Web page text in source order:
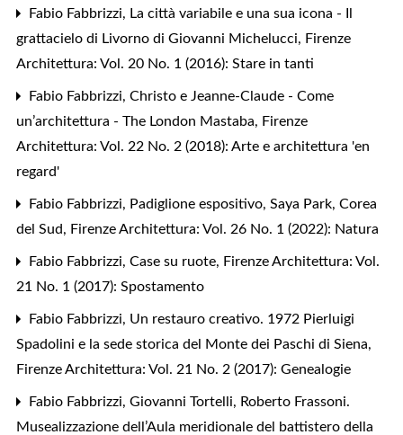
Fabio Fabbrizzi, La città variabile e una sua icona - Il
grattacielo di Livorno di Giovanni Michelucci, Firenze
Architettura: Vol. 20 No. 1 (2016): Stare in tanti
Fabio Fabbrizzi, Christo e Jeanne-Claude - Come
un’architettura - The London Mastaba, Firenze
Architettura: Vol. 22 No. 2 (2018): Arte e architettura 'en
regard'
Fabio Fabbrizzi, Padiglione espositivo, Saya Park, Corea
del Sud, Firenze Architettura: Vol. 26 No. 1 (2022): Natura
Fabio Fabbrizzi, Case su ruote, Firenze Architettura: Vol.
21 No. 1 (2017): Spostamento
Fabio Fabbrizzi, Un restauro creativo. 1972 Pierluigi
Spadolini e la sede storica del Monte dei Paschi di Siena,
Firenze Architettura: Vol. 21 No. 2 (2017): Genealogie
Fabio Fabbrizzi, Giovanni Tortelli, Roberto Frassoni.
Musealizzazione dell’Aula meridionale del battistero della